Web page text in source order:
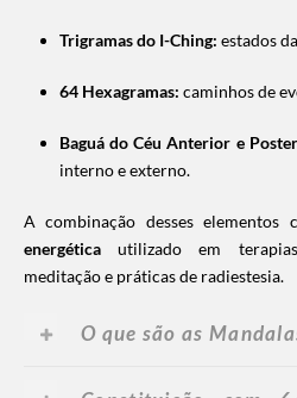
Trigramas do I-Ching: estados
64 Hexagramas: caminhos de
Baguá do Céu Anterior e
interno e externo.
A combinação desses
energética utilizado em
meditação e práticas de radiestesia.
O que são as